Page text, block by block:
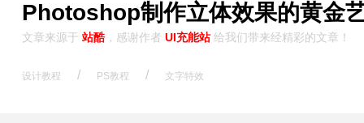
Photoshop制作立体效果的黄金
文章来源于 站酷，感谢作者 UI充能站给我们带来经精彩的文章！
设计教程 / PS教程 / 文字特效